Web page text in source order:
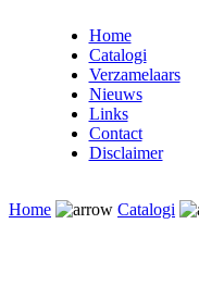
Home
Catalogi
Verzamelaars
Nieuws
Links
Contact
Disclaimer
Home Catalogi